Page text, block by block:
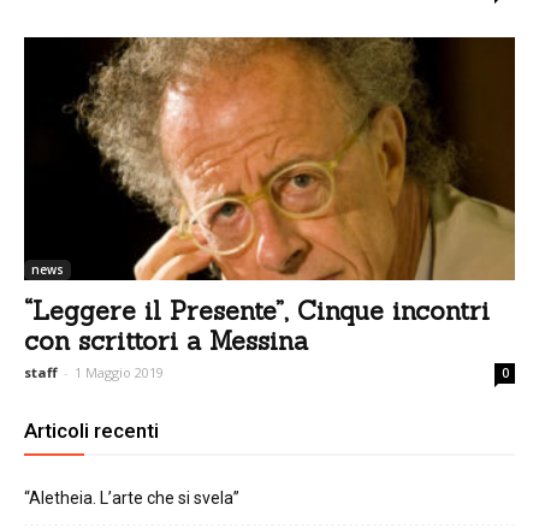
news
“Leggere il Presente”, Cinque incontri
con scrittori a Messina
staff - 1 Maggio 2019 0
Articoli recenti
“Aletheia. L’arte che si svela”